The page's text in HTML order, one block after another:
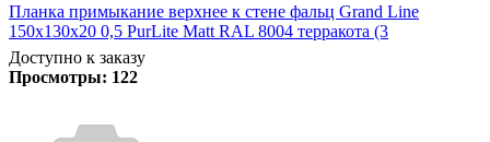
Планка примыкание верхнее к стене фальц Grand Line
150х130х20 0,5 PurLite Matt RAL 8004 терракота (3
Доступно к заказу
Просмотры: 122